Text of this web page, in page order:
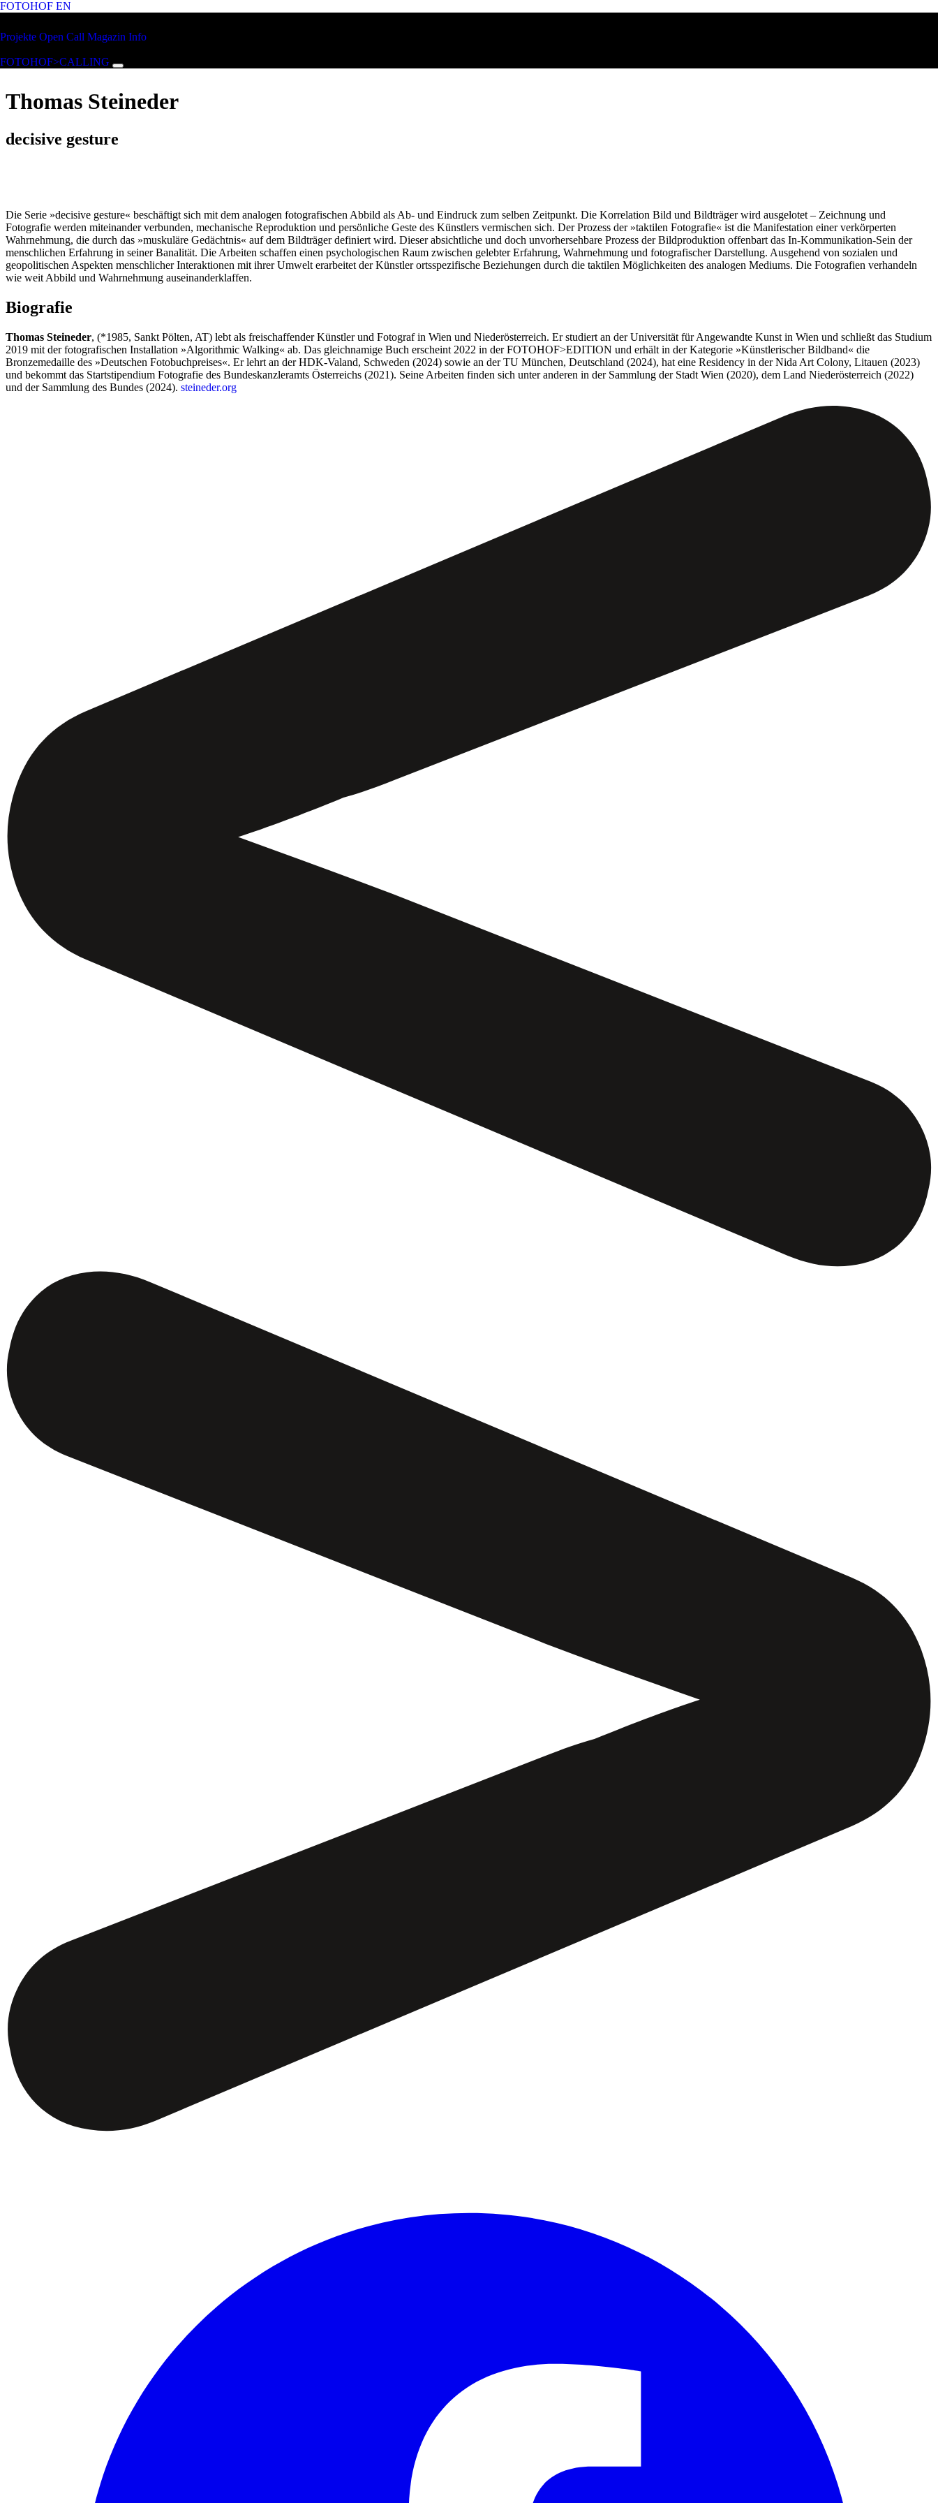
Zum Hauptinhalt springen
FOTOHOF EN
Projekte Open Call Magazin Info
FOTOHOF>CALLING
Thomas Steineder
decisive gesture
Die Serie »decisive gesture« beschäftigt sich mit dem analogen fotografischen Abbild als Ab- und Eindruck zum selben Zeitpunkt. Die Korrelation Bild und Bildträger wird ausgelotet – Zeichnung und
Fotografie werden miteinander verbunden, mechanische Reproduktion und persönliche Geste des Künstlers vermischen sich. Der Prozess der »taktilen Fotografie« ist die Manifestation einer verkörperten
Wahrnehmung, die durch das »muskuläre Gedächtnis« auf dem Bildträger definiert wird. Dieser absichtliche und doch unvorhersehbare Prozess der Bildproduktion offenbart das In-Kommunikation-Sein der
menschlichen Erfahrung in seiner Banalität. Die Arbeiten schaffen einen psychologischen Raum zwischen gelebter Erfahrung, Wahrnehmung und fotografischer Darstellung. Ausgehend von sozialen und
geopolitischen Aspekten menschlicher Interaktionen mit ihrer Umwelt erarbeitet der Künstler ortsspezifische Beziehungen durch die taktilen Möglichkeiten des analogen Mediums. Die Fotografien verhandeln
wie weit Abbild und Wahrnehmung auseinanderklaffen.
Biografie
Thomas Steineder, (*1985, Sankt Pölten, AT) lebt als freischaffender Künstler und Fotograf in Wien und Niederösterreich. Er studiert an der Universität für Angewandte Kunst in Wien und schließt das Studium
2019 mit der fotografischen Installation »Algorithmic Walking« ab. Das gleichnamige Buch erscheint 2022 in der FOTOHOF>EDITION und erhält in der Kategorie »Künstlerischer Bildband« die
Bronzemedaille des »Deutschen Fotobuchpreises«. Er lehrt an der HDK-Valand, Schweden (2024) sowie an der TU München, Deutschland (2024), hat eine Residency in der Nida Art Colony, Litauen (2023)
und bekommt das Startstipendium Fotografie des Bundeskanzleramts Österreichs (2021). Seine Arbeiten finden sich unter anderen in der Sammlung der Stadt Wien (2020), dem Land Niederösterreich (2022)
und der Sammlung des Bundes (2024). steineder.org